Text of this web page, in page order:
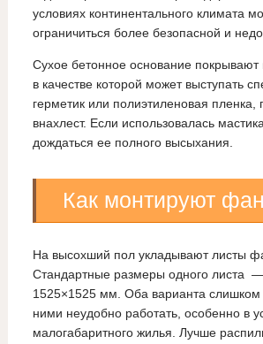
условиях континентального климата
ограничиться более безопасной и
Сухое бетонное основание покрывают
в качестве которой может выступать
герметик или полиэтиленовая пленка,
внахлест. Если использовалась
дождаться ее полного высыхания.
Как монтируют
На высохший пол укладывают листы
Стандартные размеры одного листа
1525×1525 мм. Оба варианта
ними неудобно работать, особенно в
малогабаритного жилья. Лучше